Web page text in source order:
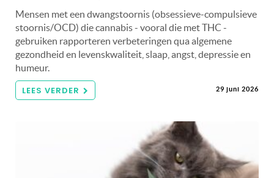
Mensen met een dwangstoornis (obsessieve-compulsieve
stoornis/OCD) die cannabis - vooral die met THC -
gebruiken rapporteren verbeteringen qua algemene
gezondheid en levenskwaliteit, slaap, angst, depressie en
humeur.
LEES VERDER 29 juni 2026